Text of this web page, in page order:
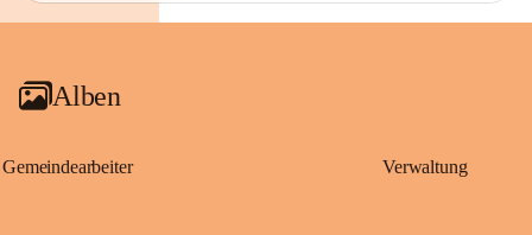
Alben
Gemeindearbeiter Verwaltung